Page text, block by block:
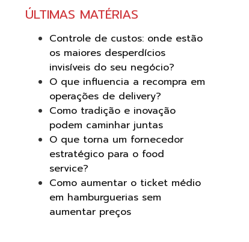
ÚLTIMAS MATÉRIAS
Controle de custos: onde estão
os maiores desperdícios
invisíveis do seu negócio?
O que influencia a recompra em
operações de delivery?
Como tradição e inovação
podem caminhar juntas
O que torna um fornecedor
estratégico para o food
service?
Como aumentar o ticket médio
em hamburguerias sem
aumentar preços